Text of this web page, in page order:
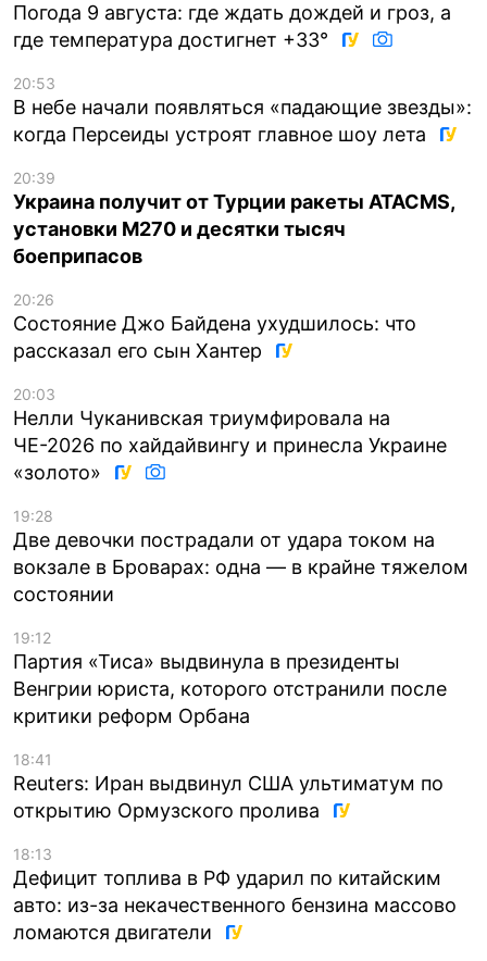
Погода 9 августа: где ждать дождей и гроз, а
где температура достигнет +33°
20:53
В небе начали появляться «падающие звезды»:
когда Персеиды устроят главное шоу лета
20:39
Украина получит от Турции ракеты ATACMS,
установки M270 и десятки тысяч
боеприпасов
20:26
Состояние Джо Байдена ухудшилось: что
рассказал его сын Хантер
20:03
Нелли Чуканивская триумфировала на
ЧЕ-2026 по хайдайвингу и принесла Украине
«золото»
19:28
Две девочки пострадали от удара током на
вокзале в Броварах: одна — в крайне тяжелом
состоянии
19:12
Партия «Тиса» выдвинула в президенты
Венгрии юриста, которого отстранили после
критики реформ Орбана
18:41
Reuters: Иран выдвинул США ультиматум по
открытию Ормузского пролива
18:13
Дефицит топлива в РФ ударил по китайским
авто: из-за некачественного бензина массово
ломаются двигатели